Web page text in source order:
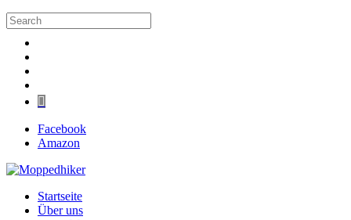
Facebook
Amazon
Startseite
Über uns